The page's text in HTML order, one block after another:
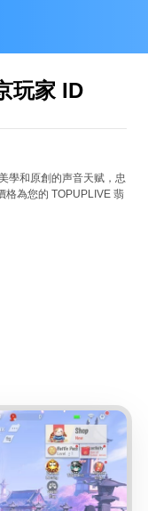
玩家 ID
學和原創的声音天赋，忠
格為您的 TOPUPLIVE 翡